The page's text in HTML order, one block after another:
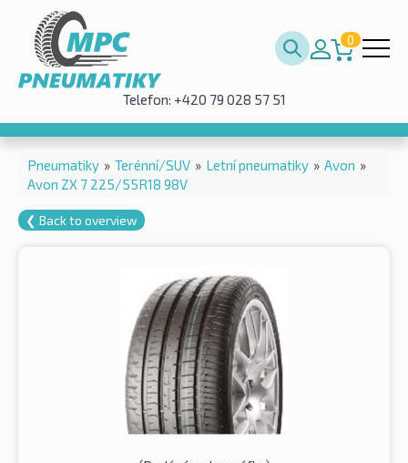
0
Telefon: +420 79 028 57 51
Pneumatiky » Terénní/SUV » Letní pneumatiky » Avon »
Avon ZX 7 225/55R18 98V
❮ Back to overview